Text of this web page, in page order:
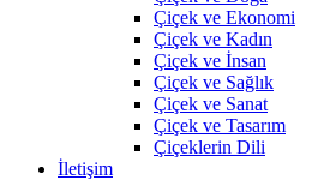
Çiçek ve Ekonomi
Çiçek ve Kadın
Çiçek ve İnsan
Çiçek ve Sağlık
Çiçek ve Sanat
Çiçek ve Tasarım
Çiçeklerin Dili
İletişim